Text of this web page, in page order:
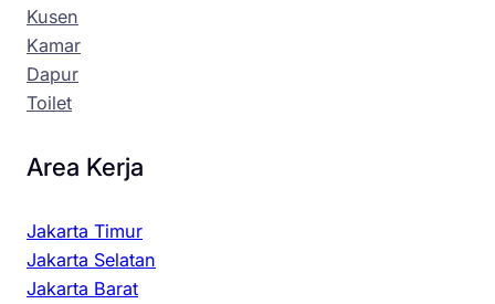
Kusen
Kamar
Dapur
Toilet
Area Kerja
Jakarta Timur
Jakarta Selatan
Jakarta Barat